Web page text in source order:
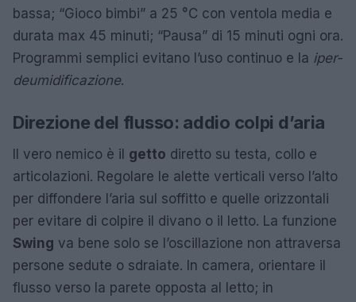
bassa; “Gioco bimbi” a 25 °C con ventola media e
durata max 45 minuti; “Pausa” di 15 minuti ogni ora.
Programmi semplici evitano l’uso continuo e la iper-
deumidificazione.
Direzione del flusso: addio colpi d’aria
Il vero nemico è il getto diretto su testa, collo e
articolazioni. Regolare le alette verticali verso l’alto
per diffondere l’aria sul soffitto e quelle orizzontali
per evitare di colpire il divano o il letto. La funzione
Swing va bene solo se l’oscillazione non attraversa
persone sedute o sdraiate. In camera, orientare il
flusso verso la parete opposta al letto; in